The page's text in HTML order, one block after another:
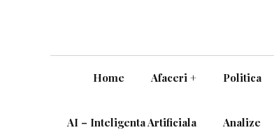
Home Afaceri + Politica
AI – Inteligenta Artificiala Analize